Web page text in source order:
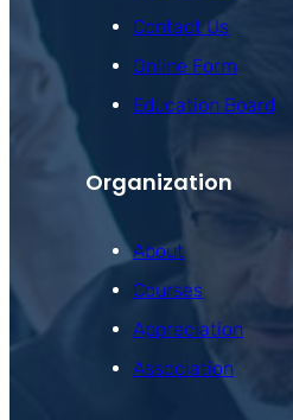
Contact Us
Online Form
Education Board
Organization
About
Courses
Appreciation
Association